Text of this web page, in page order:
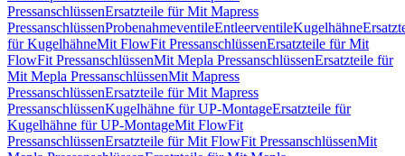
PressanschlüssenErsatzteile für Mit Mapress
PressanschlüssenProbenahmeventileEntleerventileKugelhähne
für KugelhähneMit FlowFit PressanschlüssenErsatzteile für Mit
FlowFit PressanschlüssenMit Mepla PressanschlüssenErsatzteile für
Mit Mepla PressanschlüssenMit Mapress
PressanschlüssenErsatzteile für Mit Mapress
PressanschlüssenKugelhähne für UP-MontageErsatzteile für
Kugelhähne für UP-MontageMit FlowFit
PressanschlüssenErsatzteile für Mit FlowFit PressanschlüssenMit